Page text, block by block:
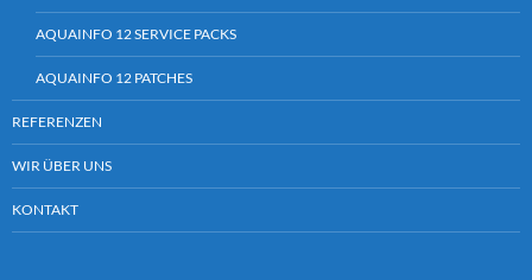
AQUAINFO 12 SERVICE PACKS
AQUAINFO 12 PATCHES
REFERENZEN
WIR ÜBER UNS
KONTAKT